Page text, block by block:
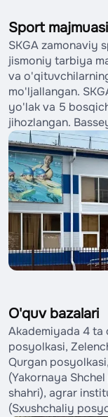
Sport
SKGA zamonaviy
jismoniy tarbiya
va
mo'ljallangan.
yo'lak va 5
jihozlangan.
O'quv bazalari
Akademiyada 4 ta
posyolkasi,
Qurgan
(Yakornaya
shahri), agrar
(Sxushchaliy